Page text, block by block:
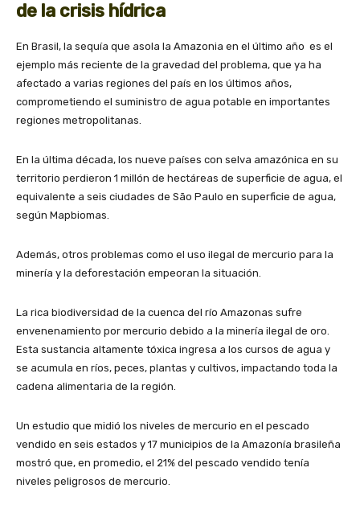
de la crisis hídrica
En Brasil, la sequía que asola la Amazonia en el último año es el
ejemplo más reciente de la gravedad del problema, que ya ha
afectado a varias regiones del país en los últimos años,
comprometiendo el suministro de agua potable en importantes
regiones metropolitanas.
En la última década, los nueve países con selva amazónica en su
territorio perdieron 1 millón de hectáreas de superficie de agua, el
equivalente a seis ciudades de São Paulo en superficie de agua,
según Mapbiomas.
Además, otros problemas como el uso ilegal de mercurio para la
minería y la deforestación empeoran la situación.
La rica biodiversidad de la cuenca del río Amazonas sufre
envenenamiento por mercurio debido a la minería ilegal de oro.
Esta sustancia altamente tóxica ingresa a los cursos de agua y
se acumula en ríos, peces, plantas y cultivos, impactando toda la
cadena alimentaria de la región.
Un estudio que midió los niveles de mercurio en el pescado
vendido en seis estados y 17 municipios de la Amazonía brasileña
mostró que, en promedio, el 21% del pescado vendido tenía
niveles peligrosos de mercurio.